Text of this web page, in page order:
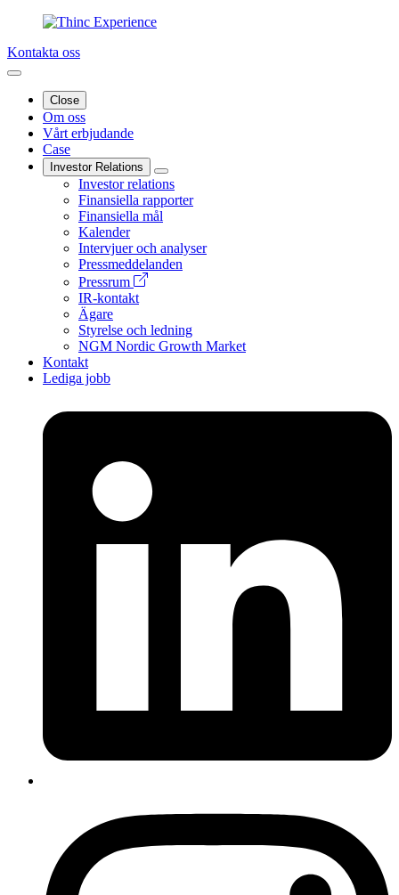
Kontakta oss
Close
Om oss
Vårt erbjudande
Case
Investor Relations
Investor relations
Finansiella rapporter
Finansiella mål
Kalender
Intervjuer och analyser
Pressmeddelanden
Pressrum
IR-kontakt
Ägare
Styrelse och ledning
NGM Nordic Growth Market
Kontakt
Lediga jobb